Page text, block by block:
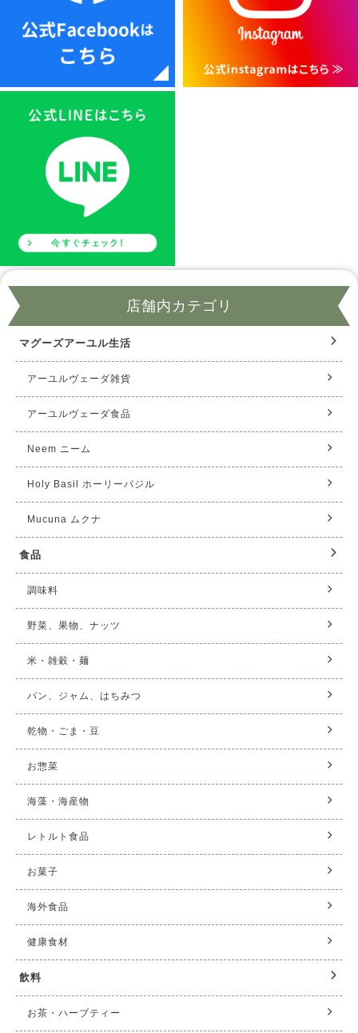
店舗内カテゴリ
マグーズアーユル生活
アーユルヴェーダ雑貨
アーユルヴェーダ食品
Neem ニーム
Holy Basil ホーリーバジル
Mucuna ムクナ
食品
調味料
野菜、果物、ナッツ
米・雑穀・麺
パン、ジャム、はちみつ
乾物・ごま・豆
お惣菜
海藻・海産物
レトルト食品
お菓子
海外食品
健康食材
飲料
お茶・ハーブティー